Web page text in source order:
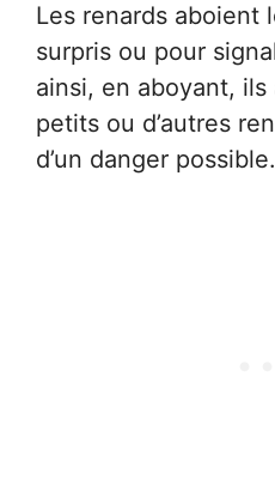
Les renards aboient
surpris ou pour
ainsi, en aboyant,
petits ou d’autres
d’un danger possible.